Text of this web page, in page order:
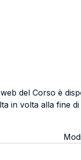
del Corso è
in volta alla fine